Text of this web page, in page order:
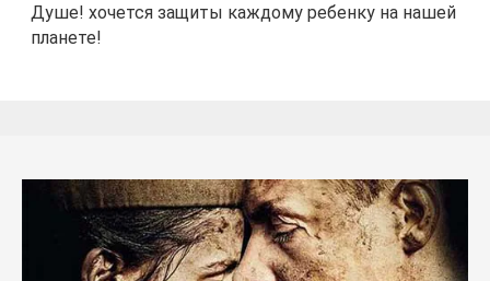
Душе! хочется защиты каждому ребенку на нашей
планете!